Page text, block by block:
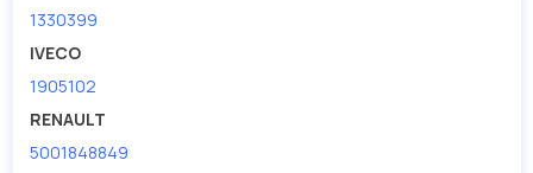
1330399
IVECO
1905102
RENAULT
5001848849